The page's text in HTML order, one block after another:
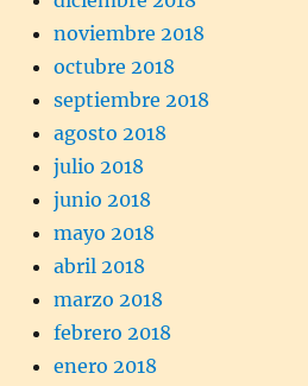
noviembre 2018
octubre 2018
septiembre 2018
agosto 2018
julio 2018
junio 2018
mayo 2018
abril 2018
marzo 2018
febrero 2018
enero 2018